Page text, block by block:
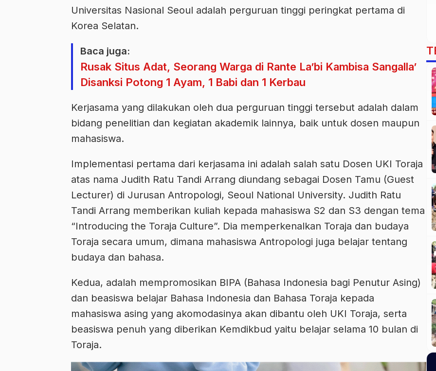
Universitas Nasional Seoul adalah perguruan tinggi peringkat pertama di
Korea Selatan.
Baca juga:
Rusak Situs Adat, Seorang Warga di Rante La’bi Kambisa Sangalla’
Disanksi Potong 1 Ayam, 1 Babi dan 1 Kerbau
Kerjasama yang dilakukan oleh dua perguruan tinggi tersebut adalah dalam
bidang penelitian dan kegiatan akademik lainnya, baik untuk dosen maupun
mahasiswa.
Implementasi pertama dari kerjasama ini adalah salah satu Dosen UKI Toraja
atas nama Judith Ratu Tandi Arrang diundang sebagai Dosen Tamu (Guest
Lecturer) di Jurusan Antropologi, Seoul National University. Judith Ratu
Tandi Arrang memberikan kuliah kepada mahasiswa S2 dan S3 dengan tema
“Introducing the Toraja Culture”. Dia memperkenalkan Toraja dan budaya
Toraja secara umum, dimana mahasiswa Antropologi juga belajar tentang
budaya dan bahasa.
Kedua, adalah mempromosikan BIPA (Bahasa Indonesia bagi Penutur Asing)
dan beasiswa belajar Bahasa Indonesia dan Bahasa Toraja kepada
mahasiswa asing yang akomodasinya akan dibantu oleh UKI Toraja, serta
beasiswa penuh yang diberikan Kemdikbud yaitu belajar selama 10 bulan di
Toraja.